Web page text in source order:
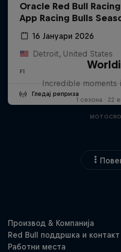
Oracle Red Bull
App Racing Bulls
16 Јануари 2026
Detroit, United States
F1
Гледај реприза
Incredible moments
1 сезона · 22